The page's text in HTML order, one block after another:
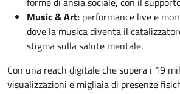
Music & Art: performance live e
dove la musica diventa il
stigma sulla salute mentale.
Con una reach digitale che supera i 19
visualizzazioni e migliaia di presenze